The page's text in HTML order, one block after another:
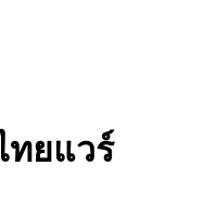
ทยแวร์